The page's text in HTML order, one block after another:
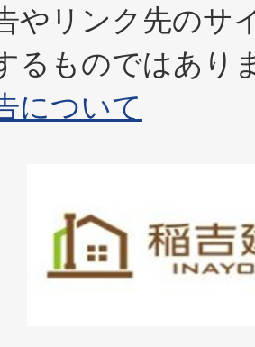
やリンク先のサ
るものではあり
について
枚
目